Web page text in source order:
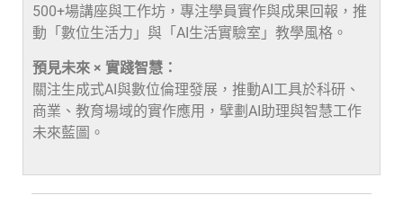
500+場講座與工作坊，專注學員實作與成果回報，推
動「數位生活力」與「AI生活實驗室」教學風格。
預見未來 × 實踐智慧：
關注生成式AI與數位倫理發展，推動AI工具於科研、
商業、教育場域的實作應用，擘劃AI助理與智慧工作
未來藍圖。